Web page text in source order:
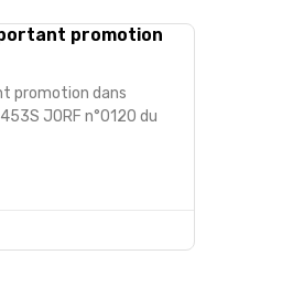
promotion
promotion dans
JORF n°0120 du